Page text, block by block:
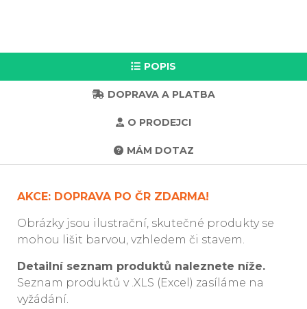
POPIS
DOPRAVA A PLATBA
O PRODEJCI
MÁM DOTAZ
AKCE: DOPRAVA PO ČR ZDARMA!
Obrázky jsou ilustrační, skutečné produkty se
mohou lišit barvou, vzhledem či stavem.
Detailní seznam produktů naleznete níže.
Seznam produktů v .XLS (Excel) zasíláme na
vyžádání.